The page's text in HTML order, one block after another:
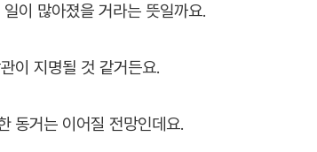
이 많아졌을 거라는 뜻일까요.
이 지명될 것 같거든요.
동거는 이어질 전망인데요.